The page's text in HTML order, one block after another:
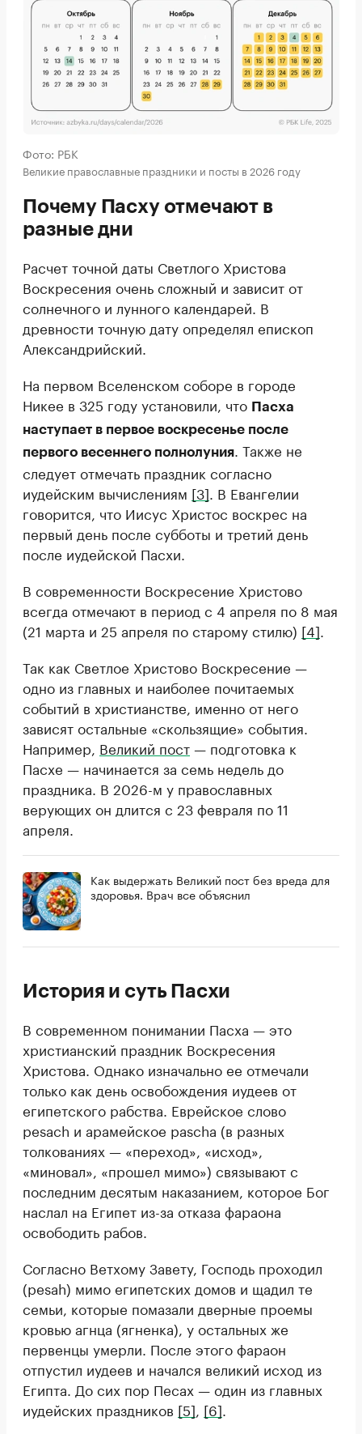
Фото: РБК
Великие православные праздники и посты в 2026 году
Почему Пасху отмечают в
разные дни
Расчет точной даты Светлого Христова
Воскресения очень сложный и зависит от
солнечного и лунного календарей. В
древности точную дату определял епископ
Александрийский.
На первом Вселенском соборе в городе
Никее в 325 году установили, что Пасха
наступает в первое воскресенье после
первого весеннего полнолуния. Также не
следует отмечать праздник согласно
иудейским вычислениям [3]. В Евангелии
говорится, что Иисус Христос воскрес на
первый день после субботы и третий день
после иудейской Пасхи.
В современности Воскресение Христово
всегда отмечают в период с 4 апреля по 8 мая
(21 марта и 25 апреля по старому стилю) [4].
Так как Светлое Христово Воскресение —
одно из главных и наиболее почитаемых
событий в христианстве, именно от него
зависят остальные «скользящие» события.
Например, Великий пост— подготовка к
Пасхе — начинается за семь недель до
праздника. В 2026-м у православных
верующих он длится с 23 февраля по 11
апреля.
Как выдержать Великий пост без вреда для
здоровья. Врач все объяснил
История и суть Пасхи
В современном понимании Пасха — это
христианский праздник Воскресения
Христова. Однако изначально ее отмечали
только как день освобождения иудеев от
египетского рабства. Еврейское слово
pesach и арамейское pascha (в разных
толкованиях — «переход», «исход»,
«миновал», «прошел мимо») связывают с
последним десятым наказанием, которое Бог
наслал на Египет из-за отказа фараона
освободить рабов.
Согласно Ветхому Завету, Господь проходил
(pesah) мимо египетских домов и щадил те
семьи, которые помазали дверные проемы
кровью агнца (ягненка), у остальных же
первенцы умерли. После этого фараон
отпустил иудеев и начался великий исход из
Египта. До сих пор Песах — один из главных
иудейских праздников [5], [6].